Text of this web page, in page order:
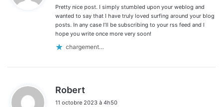
:
Pretty nice post. I simply stumbled upon your weblog and
wanted to say that I have truly loved surfing around your blog
posts. In any case I’ll be subscribing to your rss feed and I
hope you write once more very soon!
chargement…
Robert
t
11 octobre 2023 à 4h50